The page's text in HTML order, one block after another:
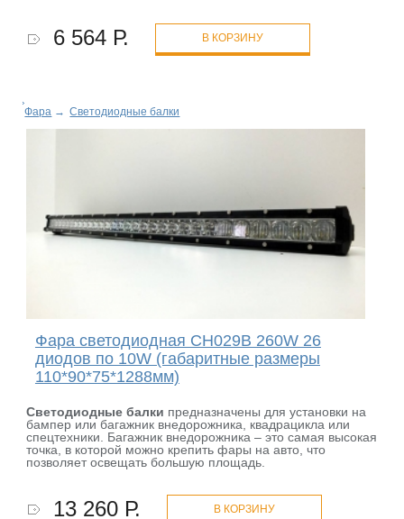
6 564 Р. В КОРЗИНУ
Фара → Светодиодные балки
Фара светодиодная CH029B 260W 26
диодов по 10W (габаритные размеры
110*90*75*1288мм)
Светодиодные балки предназначены для установки на
бампер или багажник внедорожника, квадрацикла или
спецтехники. Багажник внедорожника – это самая высокая
точка, в которой можно крепить фары на авто, что
позволяет освещать большую площадь.
13 260 Р. В КОРЗИНУ